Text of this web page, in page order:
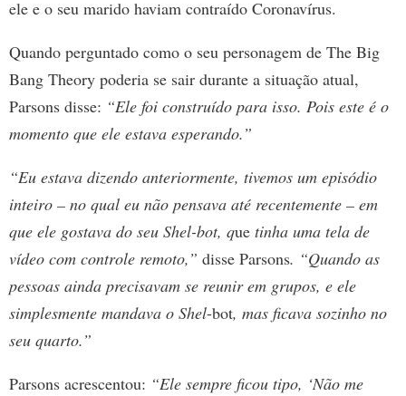
ele e o seu marido haviam contraído Coronavírus.
Quando perguntado como o seu personagem de The Big
Bang Theory poderia se sair durante a situação atual,
Parsons disse: “Ele foi construído para isso. Pois este é o
momento que ele estava esperando.”
“Eu estava dizendo anteriormente, tivemos um episódio
inteiro – no qual eu não pensava até recentemente – em
que ele gostava do seu Shel-bot, que tinha uma tela de
vídeo com controle remoto,” disse Parsons. “Quando as
pessoas ainda precisavam se reunir em grupos, e ele
simplesmente mandava o Shel-bot, mas ficava sozinho no
seu quarto.”
Parsons acrescentou: “Ele sempre ficou tipo, ‘Não me